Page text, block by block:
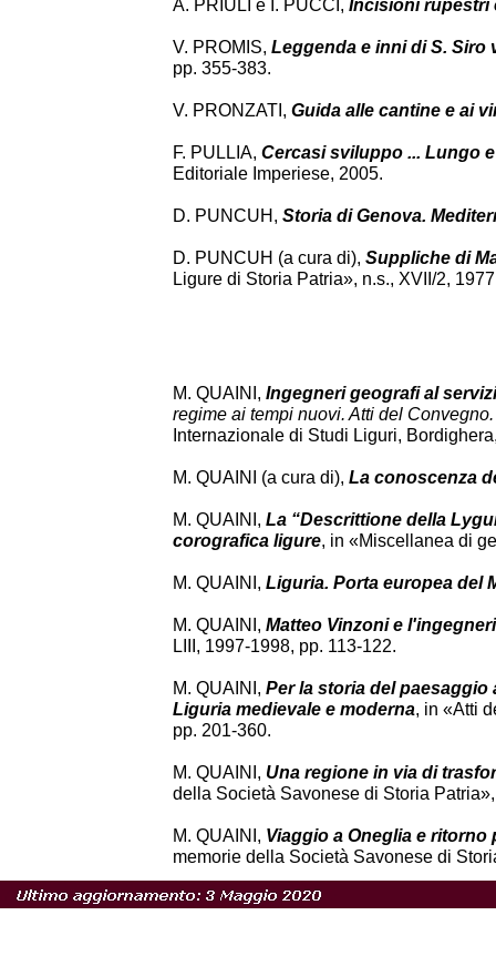
A. PRIULI e I. PUCCI, Incisioni rupestri
V. PROMIS, Leggenda e inni di S. Siro
pp. 355-383.
V. PRONZATI, Guida alle cantine e ai
F. PULLIA, Cercasi sviluppo ... Lungo
Editoriale Imperiese, 2005.
D. PUNCUH, Storia di Genova.
D. PUNCUH (a cura di), Suppliche di
Ligure di Storia Patria», n.s., XVII/2,
M. QUAINI, Ingegneri geografi al
regime ai tempi nuovi. Atti del
Internazionale di Studi Liguri,
M. QUAINI (a cura di), La conoscenza
M. QUAINI, La “Descrittione della
corografica ligure, in «Miscellanea di
M. QUAINI, Liguria. Porta europea del
M. QUAINI, Matteo Vinzoni e
LIII, 1997-1998, pp. 113-122.
M. QUAINI, Per la storia del
Liguria medievale e moderna, in «Atti
pp. 201-360.
M. QUAINI, Una regione in via di
della Società Savonese di Storia
M. QUAINI, Viaggio a Oneglia e ritorno
memorie della Società Savonese di
N. A. QUEFFELEC,